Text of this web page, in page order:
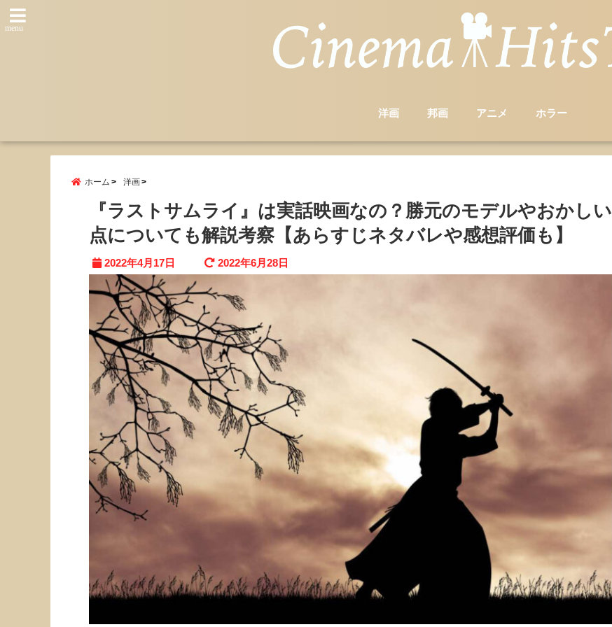
menu
洋画 邦画 アニメ ホラー
ホーム 洋画
『ラストサムライ』は実話映画なの？勝元のモデルやおかしい
点についても解説考察【あらすじネタバレや感想評価も】
2022年4月17日 2022年6月28日